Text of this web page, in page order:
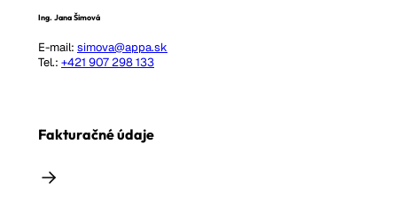
Ing. Jana Šimová
E-mail: simova@appa.sk
Tel.: +421 907 298 133
Fakturačné údaje